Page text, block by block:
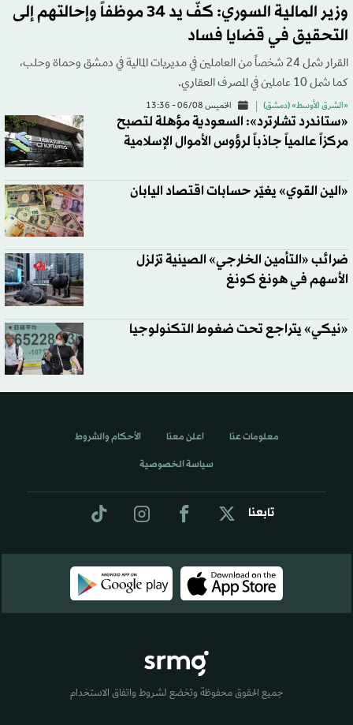
وزير المالية السوري: كفّ يد 34 موظفاً وإحالتهم إلى
التحقيق في قضايا فساد
القرار شمل 24 شخصاً من العاملين في مديريات المالية في دمشق وحماة وحلب،
كما شمل 10 عاملين في المصرف العقاري.
«الشرق الأوسط» (دمشق) الخميس 06/08 - 13:36
«ستاندرد تشارترد»: السعودية مؤهلة لتصبح
مركزاً عالمياً جاذباً لرؤوس الأموال الإسلامية
«الين القوي» يغيّر حسابات اقتصاد اليابان
ضرائب «التأمين الخارجي» الصينية تزلزل
الأسهم في هونغ كونغ
«نيكي» يتراجع تحت ضغوط التكنولوجيا
تابعنا
معلومات عنا اعلن معنا الأحكام والشروط
سياسة الخصوصية
جميع الحقوق محفوظة وتخضع لشروط واتفاق الاستخدام